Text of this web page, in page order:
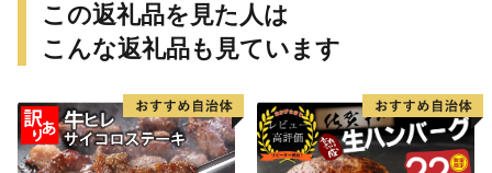
この返礼品を見た人は
こんな返礼品も見ています